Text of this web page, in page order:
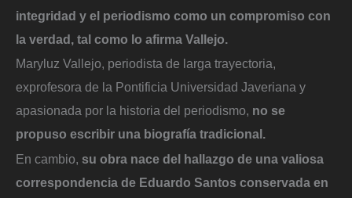
integridad y el periodismo como un compromiso con
la verdad, tal como lo afirma Vallejo.
Maryluz Vallejo, periodista de larga trayectoria,
exprofesora de la Pontificia Universidad Javeriana y
apasionada por la historia del periodismo, no se
propuso escribir una biografía tradicional.
En cambio, su obra nace del hallazgo de una valiosa
correspondencia de Eduardo Santos conservada en